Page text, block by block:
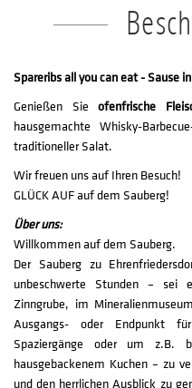
Spareribs all you can eat - Sause
Genießen Sie ofenfrische
hausgemachte Whisky-
traditioneller Salat.
Wir freuen uns auf Ihren Besuch!
GLÜCK AUF auf dem Sauberg!
Über uns:
Willkommen auf dem Sauberg.
Der Sauberg zu
unbeschwerte Stunden – sei
Zinngrube, im
Ausgangs- oder Endpunkt
Spaziergänge oder um z.B.
hausgebackenem Kuchen – zu
und den herrlichen Ausblick zu